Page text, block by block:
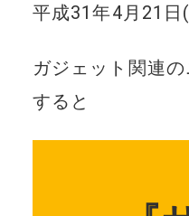
平成31年4月21日
ガジェット関連
すると